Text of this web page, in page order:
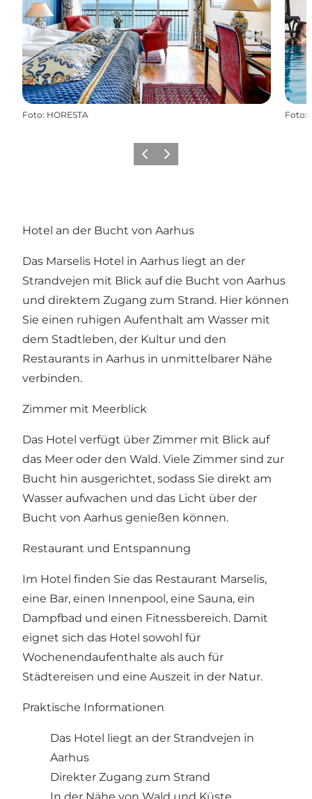
Foto: HORESTA Foto:
ZurückWeiter
Hotel an der Bucht von Aarhus
Das Marselis Hotel in Aarhus liegt an der
Strandvejen mit Blick auf die Bucht von Aarhus
und direktem Zugang zum Strand. Hier können
Sie einen ruhigen Aufenthalt am Wasser mit
dem Stadtleben, der Kultur und den
Restaurants in Aarhus in unmittelbarer Nähe
verbinden.
Zimmer mit Meerblick
Das Hotel verfügt über Zimmer mit Blick auf
das Meer oder den Wald. Viele Zimmer sind zur
Bucht hin ausgerichtet, sodass Sie direkt am
Wasser aufwachen und das Licht über der
Bucht von Aarhus genießen können.
Restaurant und Entspannung
Im Hotel finden Sie das Restaurant Marselis,
eine Bar, einen Innenpool, eine Sauna, ein
Dampfbad und einen Fitnessbereich. Damit
eignet sich das Hotel sowohl für
Wochenendaufenthalte als auch für
Städtereisen und eine Auszeit in der Natur.
Praktische Informationen
Das Hotel liegt an der Strandvejen in
Aarhus
Direkter Zugang zum Strand